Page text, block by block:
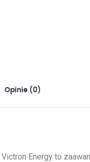
Opinie (0)
Energy to